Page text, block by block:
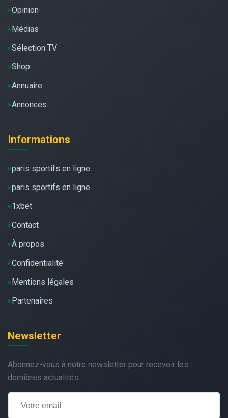
Opinion
Médias
Sélection TV
Shop
Annuaire
Annonces
Informations
paris sportifs en ligne
paris sportifs en ligne
1xbet
Contact
À propos
Confidentialité
Mentions légales
Partenaires
Newsletter
Abonnez-vous à notre newsletter pour recevoir les
dernières actualités.